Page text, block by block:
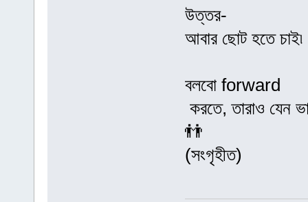
উত্তর-
আবার ছোট হতে চাই৷
বলবো forward
করতে, তারাও যেন
👬
(সংগৃহীত)